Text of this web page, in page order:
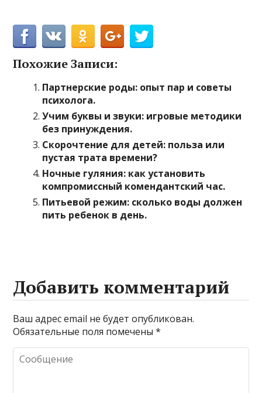
Похожие Записи:
Партнерские роды: опыт пар и советы
психолога.
Учим буквы и звуки: игровые методики
без принуждения.
Скорочтение для детей: польза или
пустая трата времени?
Ночные гуляния: как установить
компромиссный комендантский час.
Питьевой режим: сколько воды должен
пить ребенок в день.
Добавить комментарий
Ваш адрес email не будет опубликован.
Обязательные поля помечены*